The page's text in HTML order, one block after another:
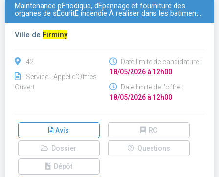
Maintenance pÉriodique, dÉpannage et fourniture des
organes de sÉcuritÉ incendie À realiser dans les batiment…
Ville de Firminy
42
Service - Appel d'Offres
Ouvert
Date limite de candidature :
18/05/2026 à 12h00
Date limite de l'offre :
18/05/2026 à 12h00
Avis RC
Dossier Questions
Dépôt